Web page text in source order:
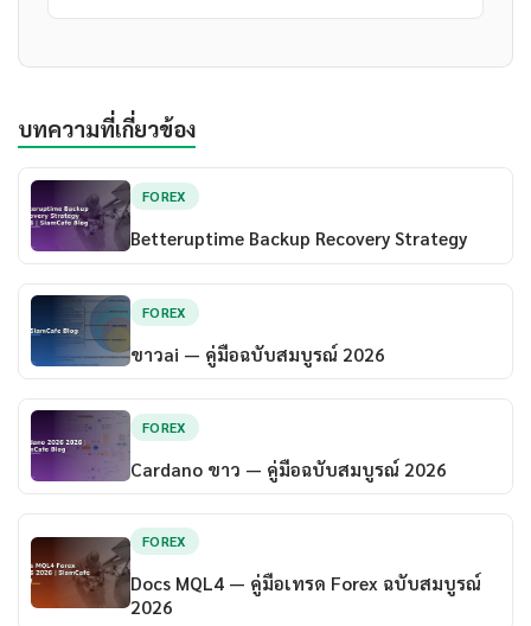
บทความที่เกี่ยวข้อง
FOREX
Betteruptime Backup Recovery Strategy
FOREX
ขาวai — คู่มือฉบับสมบูรณ์ 2026
FOREX
Cardano ขาว — คู่มือฉบับสมบูรณ์ 2026
FOREX
Docs MQL4 — คู่มือเทรด Forex ฉบับสมบูรณ์
2026